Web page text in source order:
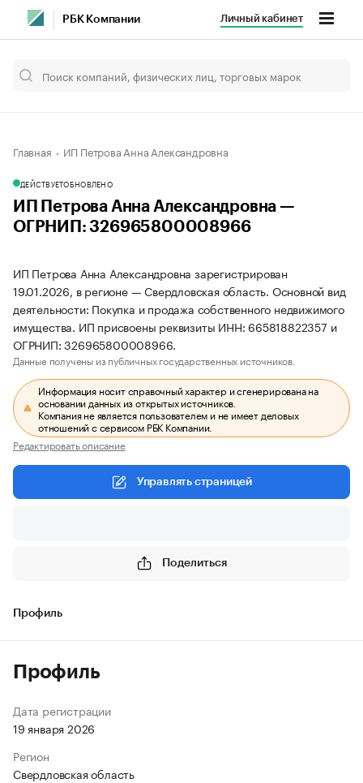
РБК Компании Личный кабинет
Главная ИП Петрова Анна Александровна
ДЕЙСТВУЕТОБНОВЛЕНО
ИП Петрова Анна Александровна —
ОГРНИП: 326965800008966
ИП Петрова Анна Александровна зарегистрирован
19.01.2026, в регионе — Свердловская область. Основной вид
деятельности: Покупка и продажа собственного недвижимого
имущества. ИП присвоены реквизиты ИНН: 665818822357 и
ОГРНИП: 326965800008966.
Данные получены из публичных государственных источников.
Информация носит справочный характер и сгенерирована на
основании данных из открытых источников.
Компания не является пользователем и не имеет деловых
отношений с сервисом РБК Компании.
Редактировать описание
Управлять страницей
Поделиться
Профиль
Профиль
Дата регистрации
19 января 2026
Регион
Свердловская область